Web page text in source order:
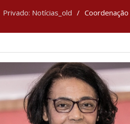
Privado: Notícias_old